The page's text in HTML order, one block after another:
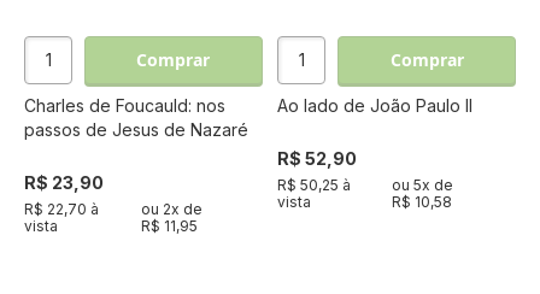
Comprar
Charles de Foucauld: nos
passos de Jesus de Nazaré
R$ 23,90
R$ 22,70 à
vista
ou 2x de
R$ 11,95
Comprar
Ao lado de João Paulo II
R$ 52,90
R$ 50,25 à
vista
ou5x de
R$ 10,58